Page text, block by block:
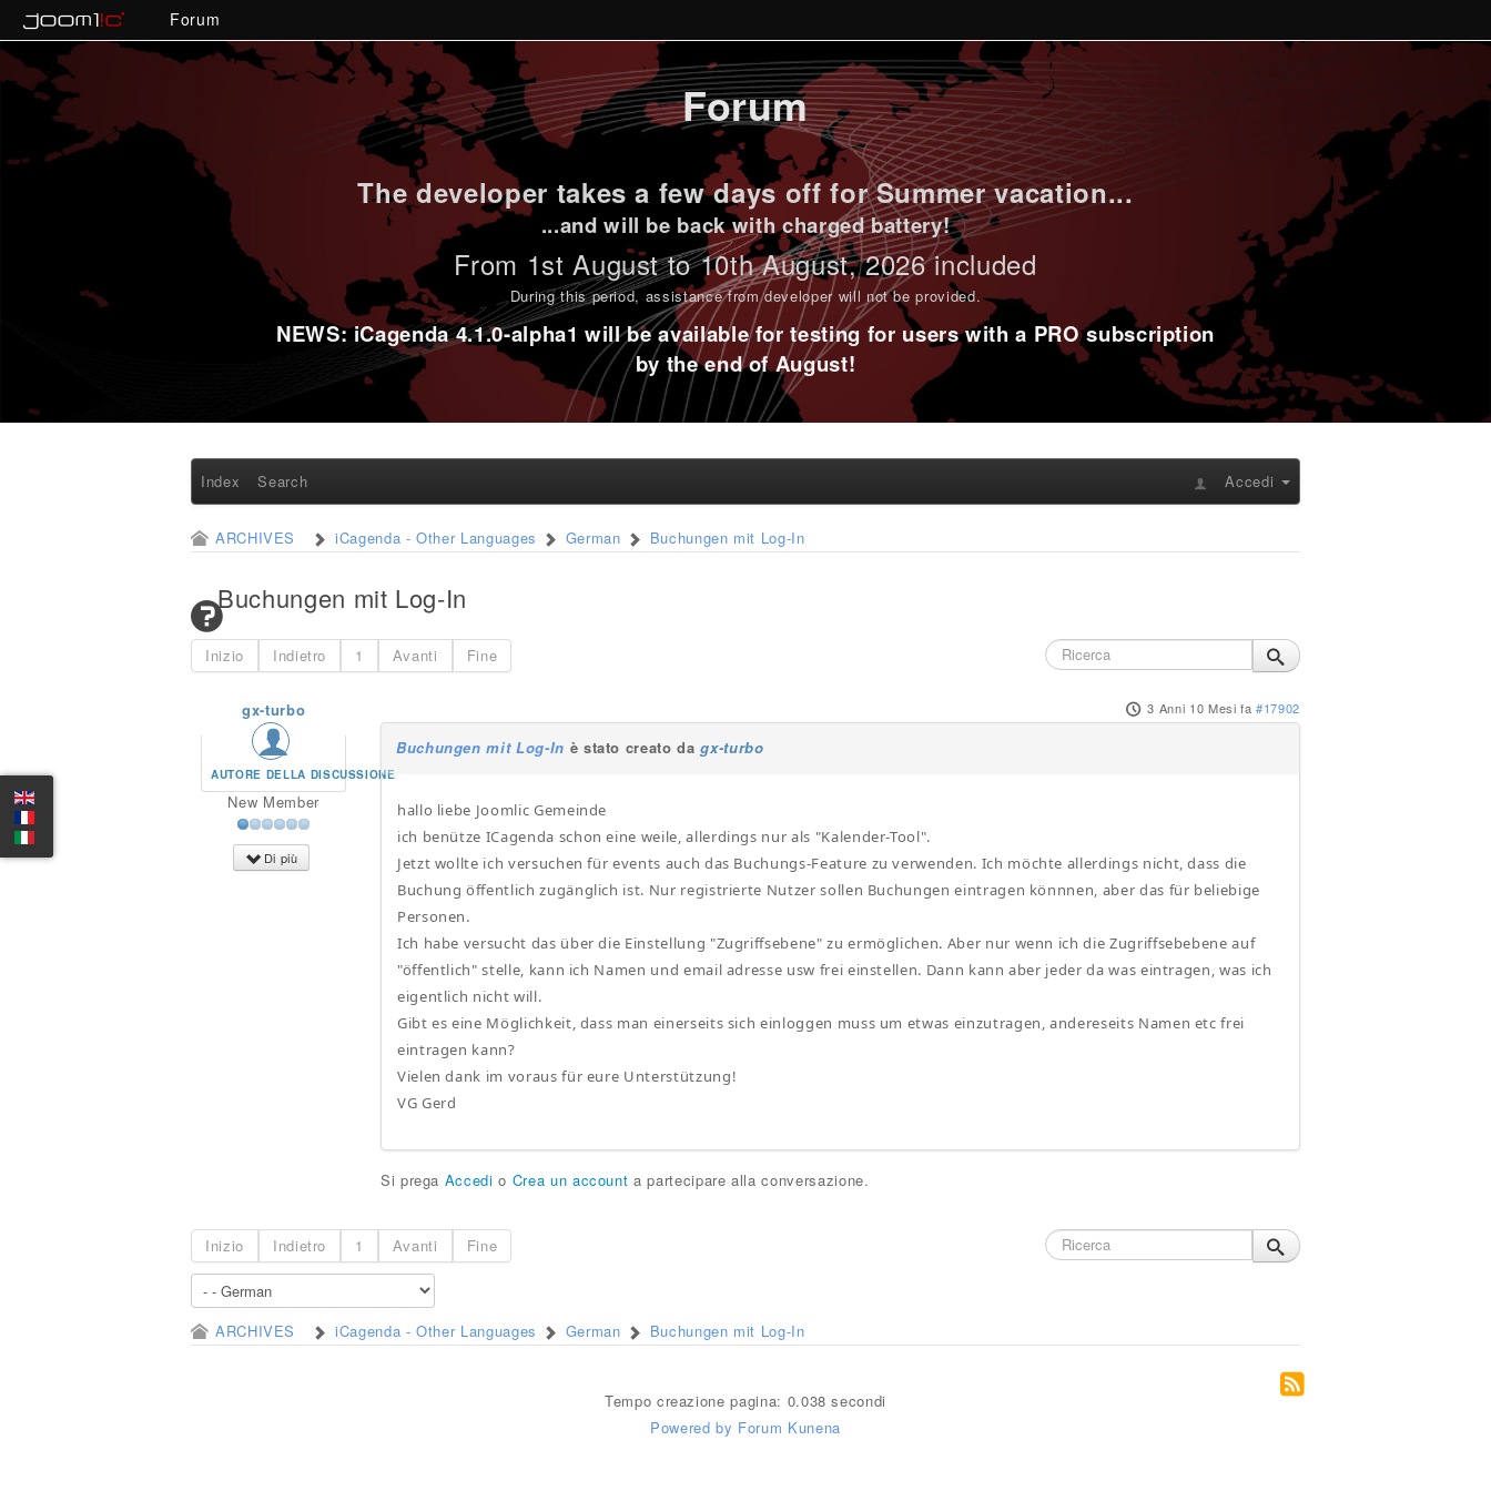
Forum
Forum
The developer takes a few days off for Summer vacation...
...and will be back with charged battery!
From 1st August to 10th August, 2026 included
During this period, assistance from developer will not be provided.
NEWS: iCagenda 4.1.0-alpha1 will be available for testing for users with a PRO subscription
by the end of August!
Index Search Accedi
ARCHIVES iCagenda - Other Languages German Buchungen mit Log-In
Buchungen mit Log-In
Inizio Indietro 1 Avanti Fine
gx-turbo
AUTORE DELLA DISCUSSIONE
New Member
Di più
3 Anni 10 Mesi fa #17902
Buchungen mit Log-In è stato creato dagx-turbo
hallo liebe Joomlic Gemeinde
ich benütze ICagenda schon eine weile, allerdings nur als "Kalender-Tool".
Jetzt wollte ich versuchen für events auch das Buchungs-Feature zu verwenden. Ich möchte allerdings nicht, dass die
Buchung öffentlich zugänglich ist. Nur registrierte Nutzer sollen Buchungen eintragen könnnen, aber das für beliebige
Personen.
Ich habe versucht das über die Einstellung "Zugriffsebene" zu ermöglichen. Aber nur wenn ich die Zugriffsebebene auf
"öffentlich" stelle, kann ich Namen und email adresse usw frei einstellen. Dann kann aber jeder da was eintragen, was ich
eigentlich nicht will.
Gibt es eine Möglichkeit, dass man einerseits sich einloggen muss um etwas einzutragen, andereseits Namen etc frei
eintragen kann?
Vielen dank im voraus für eure Unterstützung!
VG Gerd
Si prega Accedi o Crea un account a partecipare alla conversazione.
Inizio Indietro 1 Avanti Fine
ARCHIVES iCagenda - Other Languages German Buchungen mit Log-In
Tempo creazione pagina: 0.038 secondi
Powered by Forum Kunena